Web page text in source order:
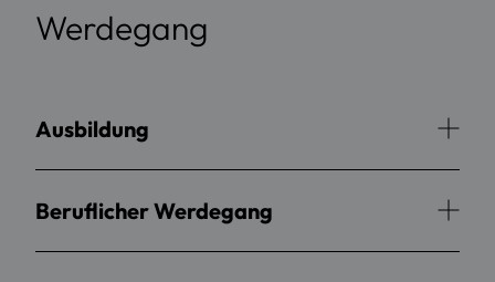
Werdegang
Ausbildung
Beruflicher Werdegang